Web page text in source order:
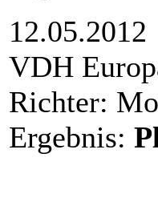
VDH
Richter:
Ergebnis: